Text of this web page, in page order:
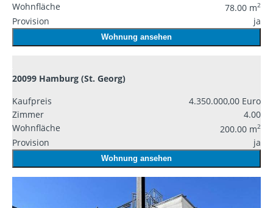
Wohnfläche
78.00 m2
Provision ja
Wohnung ansehen
20099 Hamburg (St. Georg)
Kaufpreis
4.350.000,00 Euro
Zimmer
4.00
Wohnfläche
200.00 m2
Provision ja
Wohnung ansehen